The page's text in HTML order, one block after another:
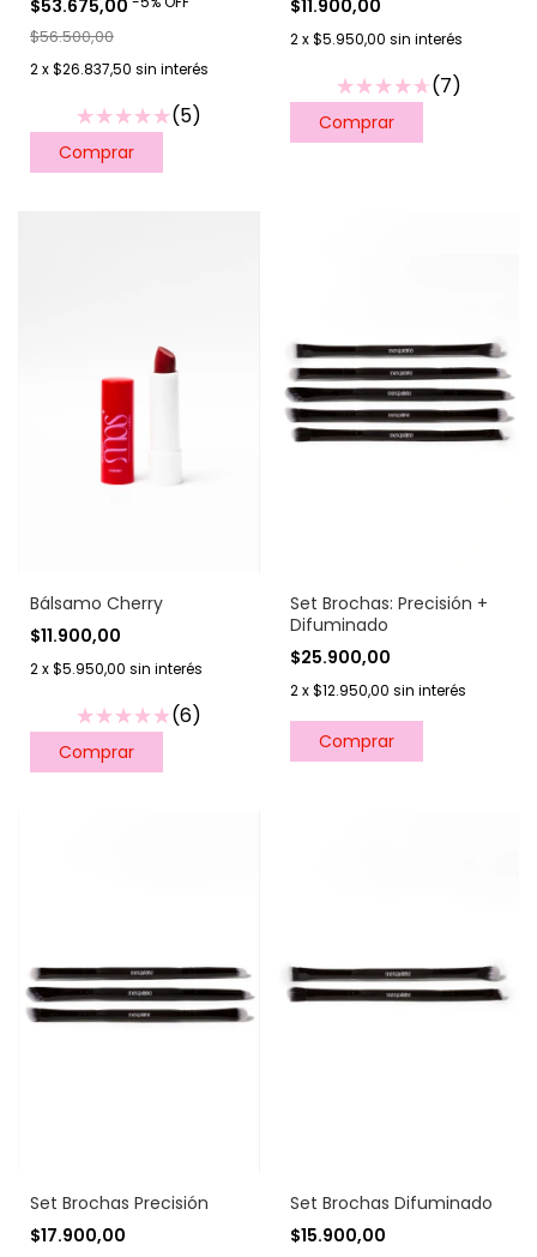
$53.675,00
$56.500,00
2x$26.837,50 sin interés
(5)
$11.900,00
2 x$5.950,00 sin interés
(7)
Bálsamo Cherry
$11.900,00
2x$5.950,00 sin interés
(6)
Set Brochas: Precisión +
Difuminado
$25.900,00
2 x$12.950,00 sin interés
Set Brochas Precisión
$17.900,00
Set Brochas Difuminado
$15.900,00